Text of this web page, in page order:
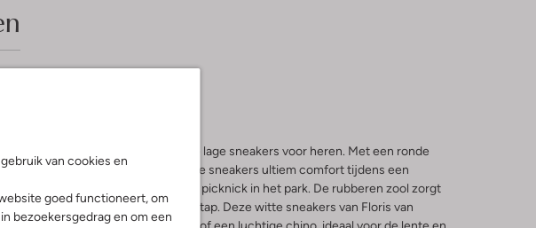
van cookies en
goed functioneert, om
bezoekersgedrag en om een
SFM-10233 De Zaler, de perfecte lage sneakers voor heren. Met een ronde
een binnenkant van leer, bieden deze sneakers ultiem comfort tijdens een
stadswandeling of een zomerse picknick in het park. De rubberen zool zorgt
en duurzaamheid, ideaal voor elke stap. Deze witte sneakers van Floris van